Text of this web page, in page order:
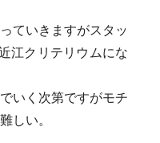
ていきますがスタッ
江クリテリウムにな
いく次第ですがモチ
しい。